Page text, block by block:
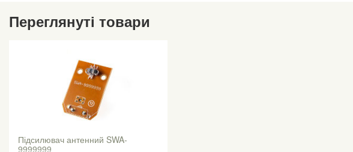
Переглянуті товари
Підсилювач антенний SWA-
9999999